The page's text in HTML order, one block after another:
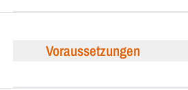
Voraussetzungen